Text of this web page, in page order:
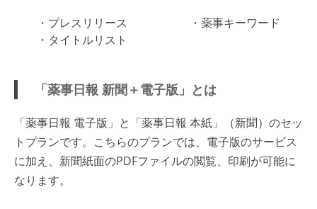
・プレスリリース
・タイトルリスト
・薬事キーワード
「薬事日報 新聞＋電子版」とは
「薬事日報 電子版」と「薬事日報 本紙」（新聞）のセッ
トプランです。こちらのプランでは、電子版のサービス
に加え、新聞紙面のPDFファイルの閲覧、印刷が可能に
なります。